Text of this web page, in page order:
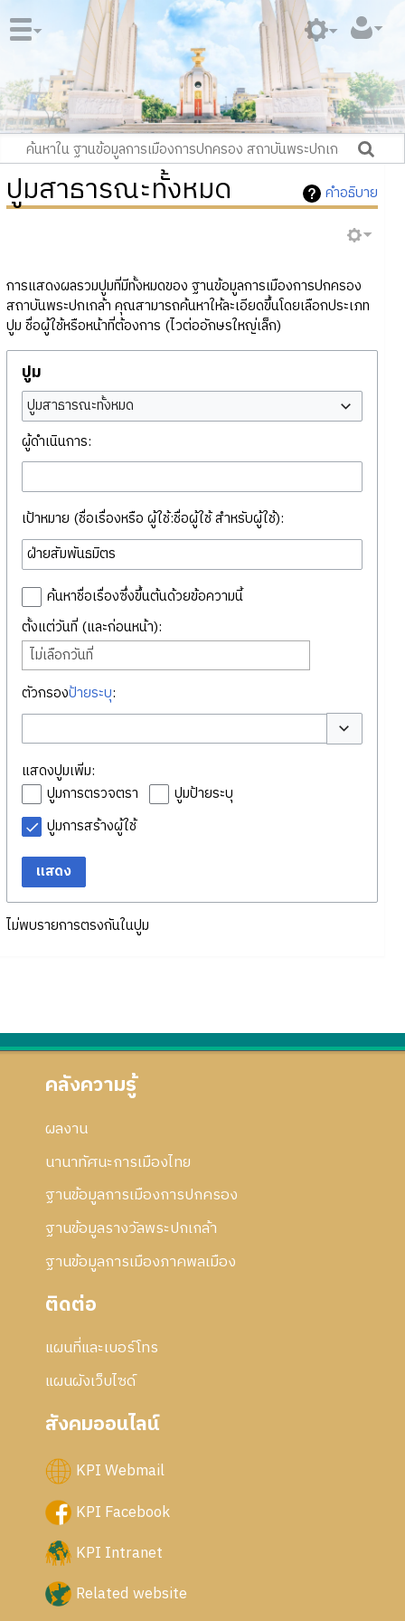
คำอธิบาย
ปูมสาธารณะทั้งหมด
การแสดงผลรวมปูมที่มีทั้งหมดของ ฐานข้อมูลการเมืองการปกครอง
สถาบันพระปกเกล้า คุณสามารถค้นหาให้ละเอียดขึ้นโดยเลือกประเภท
ปูม ชื่อผู้ใช้หรือหน้าที่ต้องการ (ไวต่ออักษรใหญ่เล็ก)
ปูม
ปูมสาธารณะทั้งหมด
ผู้ดำเนินการ:
เป้าหมาย (ชื่อเรื่องหรือ ผู้ใช้:ชื่อผู้ใช้ สำหรับผู้ใช้):
ค้นหาชื่อเรื่องซึ่งขึ้นต้นด้วยข้อความนี้
ตั้งแต่วันที่ (และก่อนหน้า):
ไม่เลือกวันที่
ตัวกรองป้ายระบุ:
สลับตัวเลือก
แสดงปูมเพิ่ม:
ปูมการตรวจตรา
ปูมป้ายระบุ
ปูมการสร้างผู้ใช้
แสดง
ไม่พบรายการตรงกันในปูม
คลังความรู้
ผลงาน
นานาทัศนะการเมืองไทย
ฐานข้อมูลการเมืองการปกครอง
ฐานข้อมูลรางวัลพระปกเกล้า
ฐานข้อมูลการเมืองภาคพลเมือง
ติดต่อ
แผนที่และเบอร์โทร
แผนผังเว็บไซด์
สังคมออนไลน์
KPI Webmail
KPI Facebook
KPI Intranet
Related website